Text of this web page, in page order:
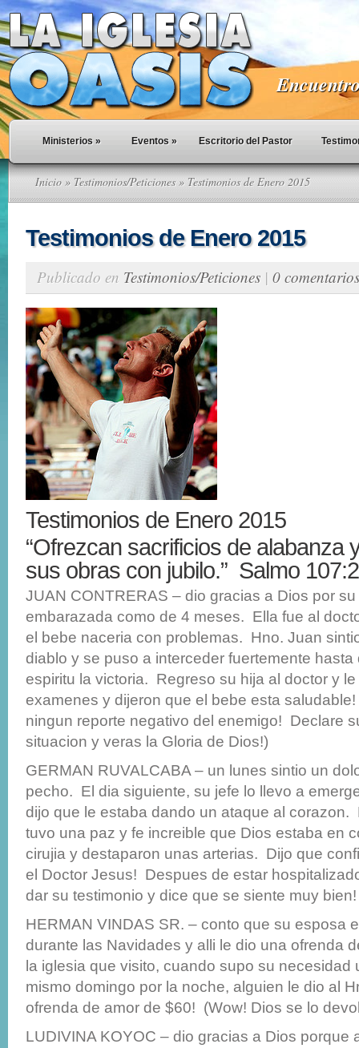
Ministerios » Eventos » Escritorio del Pastor
Inicio » Testimonios/Peticiones» Testimonios de Enero 2015
Testimonios de Enero 2015
Publicado en Testimonios/Peticiones | 0 comentarios
Testimonios de Enero 2015
“Ofrezcan sacrificios de alabanza
sus obras con jubilo.” Salmo
JUAN CONTRERAS – dio gracias a Dios por
embarazada como de 4 meses. Ella fue al
el bebe naceria con problemas. Hno. Juan
diablo y se puso a interceder fuertemente hasta
espiritu la victoria. Regreso su hija al doctor y
examenes y dijeron que el bebe esta
ningun reporte negativo del enemigo! Declare
situacion y veras la Gloria de Dios!)
GERMAN RUVALCABA – un lunes sintio un
pecho. El dia siguiente, su jefe lo llevo a
dijo que le estaba dando un ataque al corazon.
tuvo una paz y fe increible que Dios estaba en
cirujia y destaparon unas arterias. Dijo que
el Doctor Jesus! Despues de estar
dar su testimonio y dice que se siente muy
HERMAN VINDAS SR. – conto que su esposa
durante las Navidades y alli le dio una ofrenda
la iglesia que visito, cuando supo su
mismo domingo por la noche, alguien le dio al
ofrenda de amor de $60! (Wow! Dios se lo
LUDIVINA KOYOC – dio gracias a Dios porque